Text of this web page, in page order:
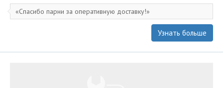
Спасибо парни за оперативную доставку!
Узнать больше